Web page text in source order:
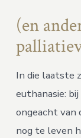
(en
In die laatste
euthanasie:
ongeacht van
nog te leven